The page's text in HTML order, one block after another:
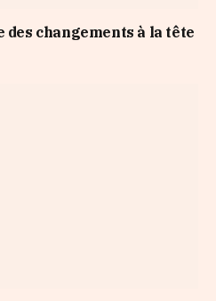
des changements à la tête